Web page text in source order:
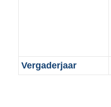
Vergaderjaar